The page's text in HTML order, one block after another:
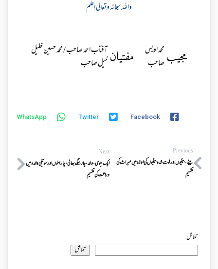
واللہ سبحانہ وتعالی اعلم
مجیب محمد اویس
صاحب
مفتیانآفتاب احمد صاحب / محمد حسین خلیل
خیل صاحب
Facebook
Twitter
WhatsApp
Previous
بیٹے،بیٹیوں اورفوت شدہ بیٹیوں کی اولاد میں میراث کی
تقسیم
Next
ایک بیوی،والد،چار سگے بھائی،چار بہنوں اورسوتیلی والدہ میں
وراثت کی تقسیم
تلاش
تلاش